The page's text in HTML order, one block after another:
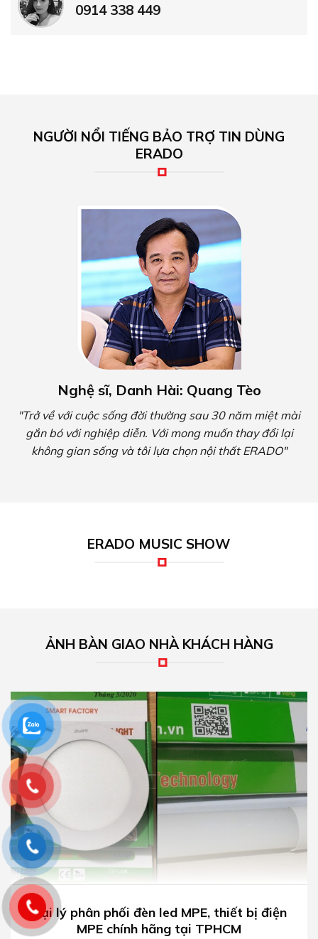
0914 338 449
NGƯỜI NỔI TIẾNG BẢO TRỢ TIN DÙNG
ERADO
Nghệ sĩ, Danh Hài: Quang Tèo
"Trở về với cuộc sống đời thường sau 30 năm miệt mài
gắn bó với nghiệp diễn. Với mong muốn thay đổi lại
không gian sống và tôi lựa chọn nội thất ERADO"
ERADO MUSIC SHOW
ẢNH BÀN GIAO NHÀ KHÁCH HÀNG
Đại lý phân phối đèn led MPE, thiết bị điện
MPE chính hãng tại TPHCM